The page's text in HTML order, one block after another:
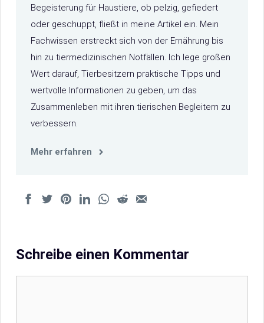
Begeisterung für Haustiere, ob pelzig, gefiedert
oder geschuppt, fließt in meine Artikel ein. Mein
Fachwissen erstreckt sich von der Ernährung bis
hin zu tiermedizinischen Notfällen. Ich lege großen
Wert darauf, Tierbesitzern praktische Tipps und
wertvolle Informationen zu geben, um das
Zusammenleben mit ihren tierischen Begleitern zu
verbessern.
Mehr erfahren
Schreibe einen Kommentar